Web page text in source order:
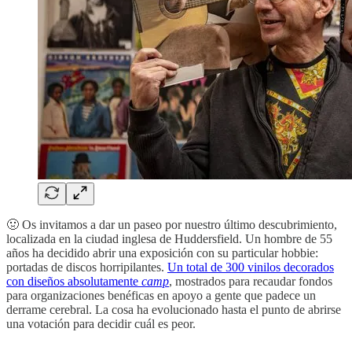
🤢 Os invitamos a dar un paseo por nuestro último descubrimiento,
localizada en la ciudad inglesa de Huddersfield. Un hombre de 55
años ha decidido abrir una exposición con su particular hobbie:
portadas de discos horripilantes. Un total de 300 vinilos decorados
con diseños absolutamente camp, mostrados para recaudar fondos
para organizaciones benéficas en apoyo a gente que padece un
derrame cerebral. La cosa ha evolucionado hasta el punto de abrirse
una votación para decidir cuál es peor.